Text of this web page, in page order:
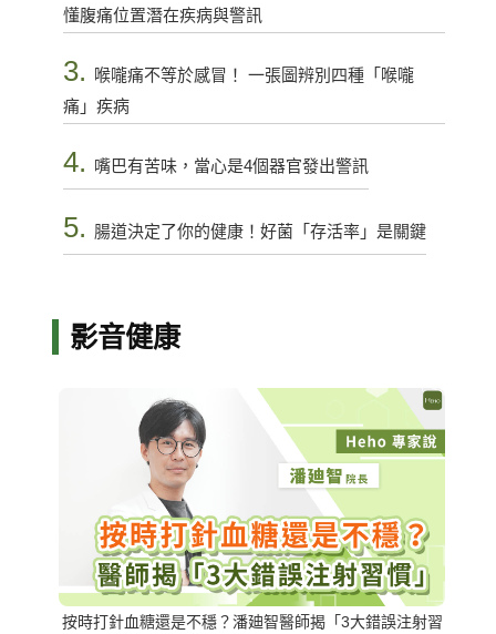
懂腹痛位置潛在疾病與警訊
3.
喉嚨痛不等於感冒！ 一張圖辨別四種「喉嚨
痛」疾病
4. 嘴巴有苦味，當心是4個器官發出警訊
5. 腸道決定了你的健康！好菌「存活率」是關鍵
影音健康
按時打針血糖還是不穩？潘廸智醫師揭「3大錯誤注射習